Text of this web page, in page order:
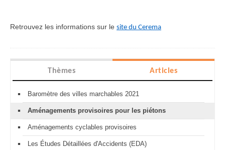
Retrouvez les informations sur le site du Cerema
Thèmes Articles
Baromètre des villes marchables 2021
Aménagements provisoires pour les piétons
Aménagements cyclables provisoires
Les Études Détaillées d'Accidents (EDA)